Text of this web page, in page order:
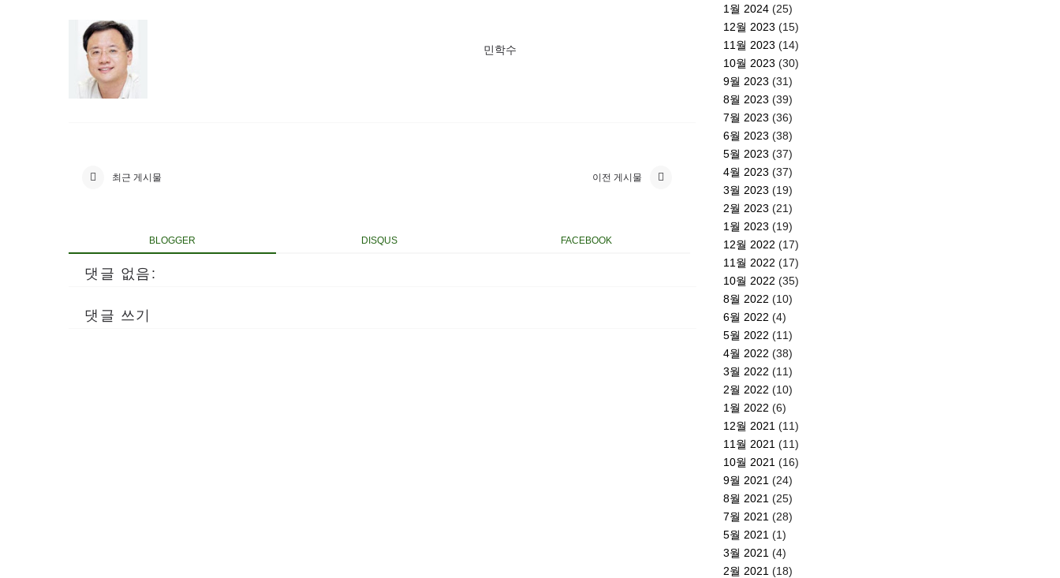
민학수
최근 게시물 이전 게시물
BLOGGER DISQUS FACEBOOK
댓글 없음:
댓글 쓰기
1월 2024 (25)
12월 2023 (15)
11월 2023 (14)
10월 2023 (30)
9월 2023 (31)
8월 2023 (39)
7월 2023 (36)
6월 2023 (38)
5월 2023 (37)
4월 2023 (37)
3월 2023 (19)
2월 2023 (21)
1월 2023 (19)
12월 2022 (17)
11월 2022 (17)
10월 2022 (35)
8월 2022 (10)
6월 2022 (4)
5월 2022 (11)
4월 2022 (38)
3월 2022 (11)
2월 2022 (10)
1월 2022 (6)
12월 2021 (11)
11월 2021 (11)
10월 2021 (16)
9월 2021 (24)
8월 2021 (25)
7월 2021 (28)
5월 2021 (1)
3월 2021 (4)
2월 2021 (18)